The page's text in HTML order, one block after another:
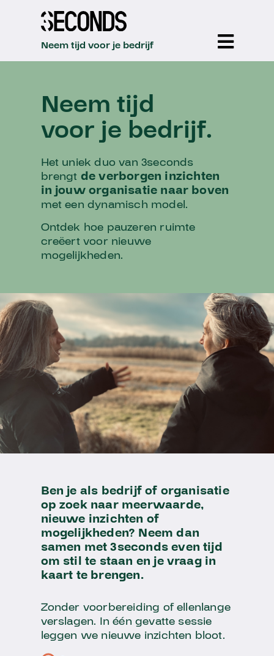
Neem tijd voor je bedrijf
Neem tijd voor je bedrijf
Neem tijd
voor je bedrijf.
Het uniek duo van 3seconds
brengt de verborgen inzichten
in jouw organisatie naar boven
met een dynamisch model.
Ontdek hoe pauzeren ruimte
creëert voor nieuwe
mogelijkheden.
Ben je als bedrijf of organisatie
op zoek naar meerwaarde,
nieuwe inzichten of
mogelijkheden? Neem dan
samen met 3seconds even tijd
om stil te staan en je vraag in
kaart te brengen.
Zonder voorbereiding of ellenlange
verslagen. In één gevatte sessie
leggen we nieuwe inzichten bloot.